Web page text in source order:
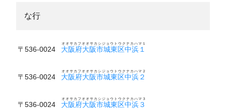
な行
〒536-0024 大阪府大阪市城東区中浜１
オオサカフオオサカシジョウトウクナカハマ１
〒536-0024 大阪府大阪市城東区中浜２
オオサカフオオサカシジョウトウクナカハマ２
〒536-0024 大阪府大阪市城東区中浜３
オオサカフオオサカシジョウトウクナカハマ３